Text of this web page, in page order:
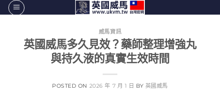
轉
威馬資訊
英國威馬多久見效？藥師整理增強丸
與持久液的真實生效時間
POSTED ON 2026 年 7 月 1 日 BY 英國威馬